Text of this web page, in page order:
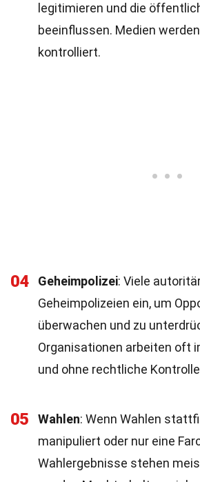
legitimieren und die
beeinflussen. Medien
kontrolliert.
04 Geheimpolizei: Viele
Geheimpolizeien ein, um
überwachen und zu
Organisationen arbeiten oft
und ohne rechtliche
05 Wahlen: Wenn Wahlen
manipuliert oder nur eine
Wahlergebnisse stehen